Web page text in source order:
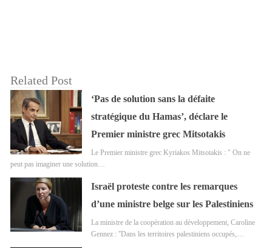
Related Post
‘Pas de solution sans la défaite
stratégique du Hamas’, déclare le
Premier ministre grec Mitsotakis
Le Premier ministre grec Kyriakos Mitsotakis : " On ne
peut pas imaginer une solution…
Israël proteste contre les remarques
d’une ministre belge sur les Palestiniens
La ministre de la coopération au développement, Caroline
Gennez : ''Dans les territoires palestiniens occupés,…